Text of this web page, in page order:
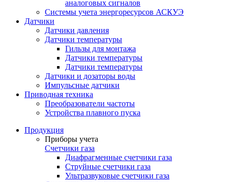
аналоговых сигналов
Системы учета энергоресурсов АСКУЭ
Датчики
Датчики давления
Датчики температуры
Гильзы для монтажа
Датчики температуры
Датчики температуры
Датчики и дозаторы воды
Импульсные датчики
Приводная техника
Преобразователи частоты
Устройства плавного пуска
Продукция
Приборы учета
Счетчики газа
Диафрагменные счетчики газа
Струйные счетчики газа
Ультразвуковые счетчики газа